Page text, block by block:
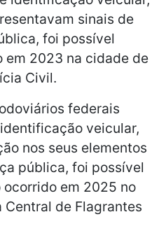
sinais de
foi possível
em 2023 na cidade de
Civil.
federais
veicular,
nos seus elementos
pública, foi possível
em 2025 no
de Flagrantes